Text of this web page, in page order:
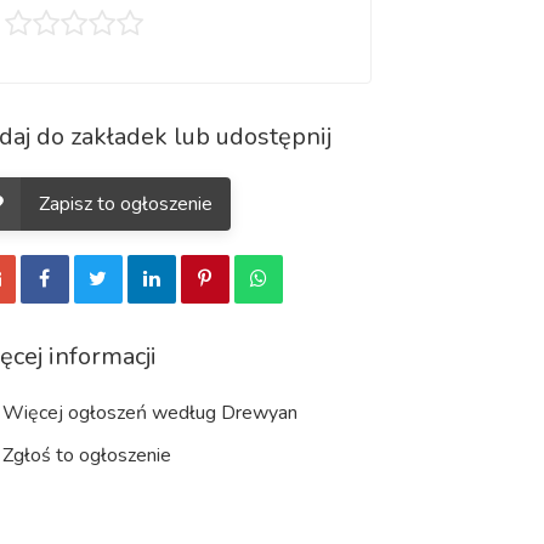
do zakładek lub udostępnij
Zapisz to ogłoszenie
informacji
Więcej ogłoszeń według Drewyan
Zgłoś to ogłoszenie